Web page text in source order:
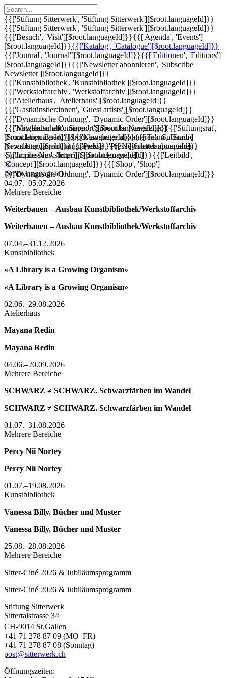
{{['Stiftung Sitterwerk', 'Stiftung Sitterwerk'][$root.languageId]}}
{{['Stiftung Sitterwerk', 'Stiftung Sitterwerk'][$root.languageId]}}
{{['Besuch', 'Visit'][$root.languageId]}}{{['Agenda', 'Events']
[$root.languageId]}}{{['Katalog', 'Catalogue'][$root.languageId]}}
{{['Journal', 'Journal'][$root.languageId]}}{{['Editionen', 'Editions']
[$root.languageId]}}{{['Newsletter abonnieren', 'Subscribe
Newsletter'][$root.languageId]}}
{{['Kunstbibliothek', 'Kunstbibliothek'][$root.languageId]}}
{{['Werkstoffarchiv', 'Werkstoffarchiv'][$root.languageId]}}
{{['Atelierhaus', 'Atelierhaus'][$root.languageId]}}
{{['Gastkünstler:innen', 'Guest artists'][$root.languageId]}}
{{['Dynamische Ordnung', 'Dynamic Order'][$root.languageId]}}
{{['Mitgliedschaft', 'Support'][$root.languageId]}}{{['Stiftungsrat',
'Foundation Board'][$root.languageId]}}{{['Team', 'Team']
[$root.languageId]}}{{['Presse', 'Press'][$root.languageId]}}
{{['Impressum', 'Imprint'][$root.languageId]}}{{['Leitbild',
'Concept'][$root.languageId]}}{{['Shop', 'Shop']
[$root.languageId]}}
{{['Newsletter abonnieren', 'Subscribe Newsletter']
[$root.languageId]}}{{['Newsletter abonnieren', 'Subscribe
Newsletter'][$root.languageId]}}{{['Newsletter abonnieren',
'Subscribe Newsletter'][$root.languageId]}}
✕
{{['Dynamische Ordnung', 'Dynamic Order'][$root.languageId]}}
04.07.–05.07.2026
Mehrere Bereiche
Weiterbauen – Ausbau Kunstbibliothek/Werkstoffarchiv
Weiterbauen – Ausbau Kunstbibliothek/Werkstoffarchiv
07.04.–31.12.2026
Kunstbibliothek
«A Library is a Growing Organism»
«A Library is a Growing Organism»
02.06.–29.08.2026
Atelierhaus
Mayana Redin
Mayana Redin
04.06.–20.09.2026
Mehrere Bereiche
SCHWARZ ≠ SCHWARZ. Schwarzfärben im Wandel
SCHWARZ ≠ SCHWARZ. Schwarzfärben im Wandel
01.07.–31.08.2026
Mehrere Bereiche
Percy Nii Nortey
Percy Nii Nortey
01.07.–19.08.2026
Kunstbibliothek
Vanessa Billy, Bücher und Muster
Vanessa Billy, Bücher und Muster
25.08.–28.08.2026
Mehrere Bereiche
Sitter-Ciné 2026 & Jubiläumsprogramm
Sitter-Ciné 2026 & Jubiläumsprogramm
Stiftung Sitterwerk
Sittertalstrasse 34
CH-9014 St.Gallen
+41 71 278 87 09 (MO–FR)
+41 71 278 87 08 (Sonntag)
post@sitterwerk.ch
Öffnungszeiten: